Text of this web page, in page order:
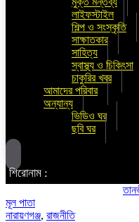
লাইফস্টাইল
শিল্প ও সংস্কৃতি
সাক্ষাতকার
সাহিত্য
স্বাস্থ্য ও চিকিৎসা
চাকুরির খবর
আমাদের পরিবার
অন্যান্য
ভিডিও ঘর
ছবি ঘর
শিরোনাম :
তানভীর
মূল পাতা
নারায়ণগঞ্জ, রাজনীতি